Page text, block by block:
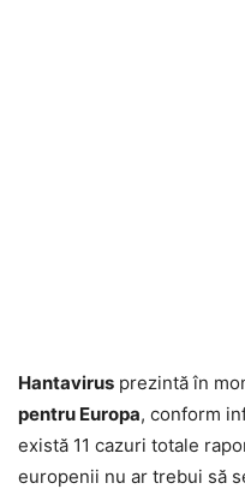
Hantavirus prezintă în
pentru Europa, conform
există 11 cazuri totale
europenii nu ar trebui să